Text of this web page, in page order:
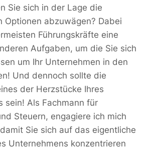
Sie sich in der Lage die
Optionen abzuwägen? Dabei
Führungskräfte eine
Aufgaben, um die Sie sich
um Ihr Unternehmen in den
Und dennoch sollte die
der Herzstücke Ihres
sein! Als Fachmann für
Steuern, engagiere ich mich
Sie sich auf das eigentliche
Unternehmens konzentrieren